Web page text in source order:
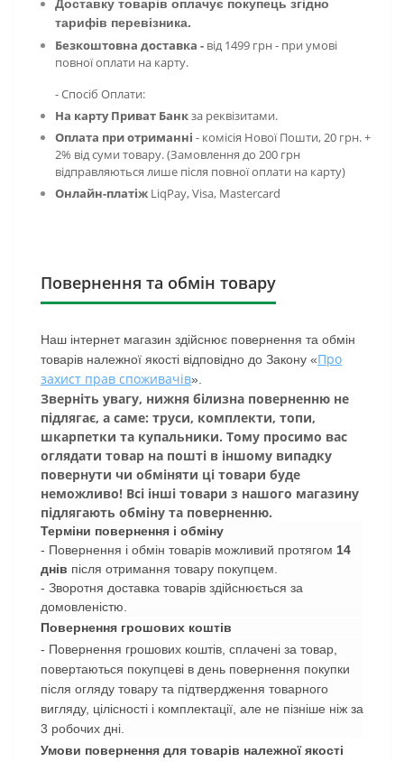
Доставку товарів оплачує покупець згідно
тарифів перевізника.
Безкоштовна доставка - від 1499 грн - при умові
повної оплати на карту.
- Спосіб Оплати:
На карту Приват Банкза реквізитами.
Оплата при отриманні - комісія Нової Пошти, 20 грн. +
2% від суми товару. (Замовлення до 200 грн
відправляються лише після повної оплати на карту)
Онлайн-платіж LiqPay,Visa, Mastercard
Повернення та обмін товару
Наш інтернет магазин здійснює повернення та обмін
товарів належної якості відповідно до Закону «Про
захист прав споживачів».
Зверніть увагу, нижня білизна поверненню не
підлягає, а саме: труси, комплекти, топи,
шкарпетки та купальники. Тому просимо вас
оглядати товар на пошті в іншому випадку
повернути чи обміняти ці товари буде
неможливо! Всі інші товари з нашого магазину
підлягають обміну та поверненню.
Терміни повернення і обміну
- Повернення і обмін товарів можливий протягом 14
днів після отримання товару покупцем.
- Зворотня доставка товарів здійснюється за
домовленістю.
Повернення грошових коштів
- Повернення грошових коштів, сплачені за товар,
повертаються покупцеві в день повернення покупки
після огляду товару та підтвердження товарного
вигляду, цілісності і комплектації, але не пізніше ніж за
3 робочих дні.
Умови повернення для товарів належної якості